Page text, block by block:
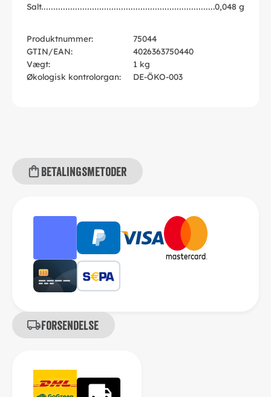
Salt
0,048 g
Produktnummer:
75044
GTIN/EAN:
4026363750440
Vægt:
1 kg
Økologisk kontrolorgan:
DE-ÖKO-003
Betalingsmetoder
Forsendelse